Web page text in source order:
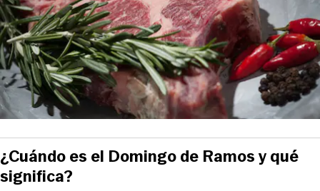
¿Cuándo es el Domingo de Ramos y qué
significa?